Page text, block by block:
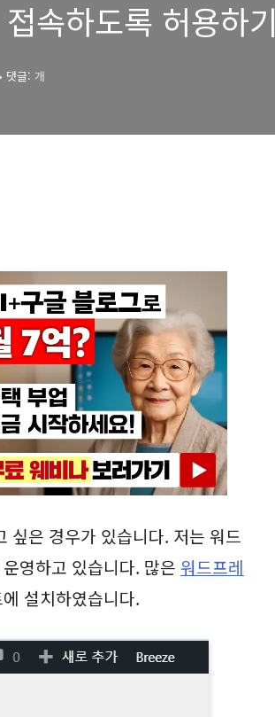
속하도록 허용하기
• 댓글: 개
싶은 경우가 있습니다. 저는 워드
영하고 있습니다. 많은 워드프레
설치하였습니다.